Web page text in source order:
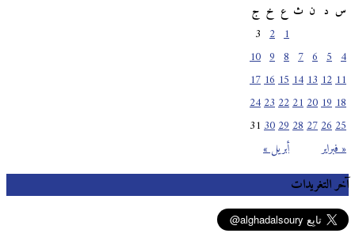
س
ث خ ج
« فبراير أبريل »
10
11
12
13
14
15
16
17
18
19
20
21
22
23
24
25
26
27
28
29
30
31
آخر التغريدات